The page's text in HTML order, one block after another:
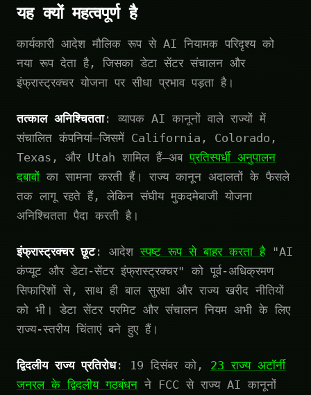
यह क्यों महत्वपूर्ण है
कार्यकारी आदेश मौलिक रूप से AI नियामक परिदृश्य को
नया रूप देता है, जिसका डेटा सेंटर संचालन और
इंफ्रास्ट्रक्चर योजना पर सीधा प्रभाव पड़ता है।
तत्काल अनिश्चितता: व्यापक AI कानूनों वाले राज्यों में
संचालित कंपनियां—जिसमें California, Colorado,
Texas, और Utah शामिल हैं—अबप्रतिस्पर्धी अनुपालन
दबावों का सामना करती हैं। राज्य कानून अदालतों के फैसले
तक लागू रहते हैं, लेकिन संघीय मुकदमेबाजी योजना
अनिश्चितता पैदा करती है।
इंफ्रास्ट्रक्चर छूट: आदेशस्पष्ट रूप से बाहर करता है"AI
कंप्यूट और डेटा-सेंटर इंफ्रास्ट्रक्चर" को पूर्व-अधिक्रमण
सिफारिशों से, साथ ही बाल सुरक्षा और राज्य खरीद नीतियों
को भी। डेटा सेंटर परमिट और संचालन नियम अभी के लिए
राज्य-स्तरीय चिंताएं बने हुए हैं।
द्विदलीय राज्य प्रतिरोध: 19 दिसंबर को, 23 राज्य अटॉर्नी
जनरल के द्विदलीय गठबंधन ने FCC से राज्य AI कानूनों